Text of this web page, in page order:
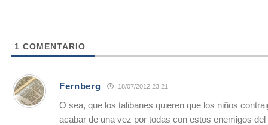
1 COMENTARIO
Fernberg 18/07/2012 23:21
O sea, que los talibanes quieren que los niños
acabar de una vez por todas con estos enemigos